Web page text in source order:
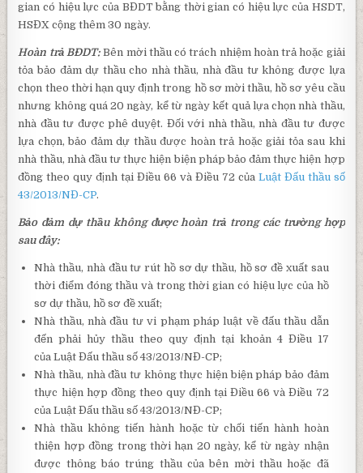
gian có hiệu lực của BĐDT bằng thời gian có hiệu lực của HSDT,
HSĐX cộng thêm 30 ngày.
Hoàn trả BĐDT: Bên mời thầu có trách nhiệm hoàn trả hoặc giải
tỏa bảo đảm dự thầu cho nhà thầu, nhà đầu tư không được lựa
chọn theo thời hạn quy định trong hồ sơ mời thầu, hồ sơ yêu cầu
nhưng không quá 20 ngày, kể từ ngày kết quả lựa chọn nhà thầu,
nhà đầu tư được phê duyệt. Đối với nhà thầu, nhà đầu tư được
lựa chọn, bảo đảm dự thầu được hoàn trả hoặc giải tỏa sau khi
nhà thầu, nhà đầu tư thực hiện biện pháp bảo đảm thực hiện hợp
đồng theo quy định tại Điều 66 và Điều 72 của Luật Đấu thầu số
43/2013/NĐ-CP.
Bảo đảm dự thầu không được hoàn trả trong các trường hợp
sau đây:
Nhà thầu, nhà đầu tư rút hồ sơ dự thầu, hồ sơ đề xuất sau
thời điểm đóng thầu và trong thời gian có hiệu lực của hồ
sơ dự thầu, hồ sơ đề xuất;
Nhà thầu, nhà đầu tư vi phạm pháp luật về đấu thầu dẫn
đến phải hủy thầu theo quy định tại khoản 4 Điều 17
của Luật Đấu thầu số 43/2013/NĐ-CP;
Nhà thầu, nhà đầu tư không thực hiện biện pháp bảo đảm
thực hiện hợp đồng theo quy định tại Điều 66 và Điều 72
của Luật Đấu thầu số 43/2013/NĐ-CP;
Nhà thầu không tiến hành hoặc từ chối tiến hành hoàn
thiện hợp đồng trong thời hạn 20 ngày, kể từ ngày nhận
được thông báo trúng thầu của bên mời thầu hoặc đã